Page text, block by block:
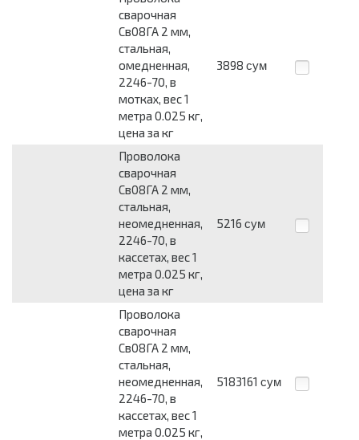
сварочная
Св08ГА 2 мм,
стальная,
омедненная,
2246-70, в
мотках, вес 1
метра 0.025 кг,
цена за кг
3898 сум
Проволока
сварочная
Св08ГА 2 мм,
стальная,
неомедненная,
2246-70, в
кассетах, вес 1
метра 0.025 кг,
цена за кг
5216 сум
Проволока
сварочная
Св08ГА 2 мм,
стальная,
неомедненная,
2246-70, в
кассетах, вес 1
метра 0.025 кг,
5183161 сум